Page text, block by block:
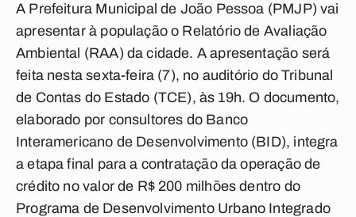
A Prefeitura Municipal de João Pessoa (PMJP) vai
apresentar à população o Relatório de Avaliação
Ambiental (RAA) da cidade. A apresentação será
feita nesta sexta-feira (7), no auditório doTribunal
de Contas do Estado (TCE), às 19h. O documento,
elaborado por consultores do Banco
Interamericano de Desenvolvimento (BID), integra
a etapa final para a contratação da operação de
crédito no valor de R$ 200 milhões dentro do
Programa de Desenvolvimento Urbano Integrado